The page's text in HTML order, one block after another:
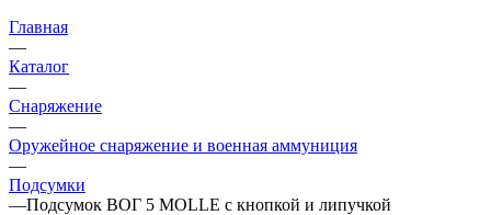
Главная
—
Каталог
—
Снаряжение
—
Оружейное снаряжение и военная аммуниция
—
Подсумки
—Подсумок ВОГ 5 MOLLE с кнопкой и липучкой